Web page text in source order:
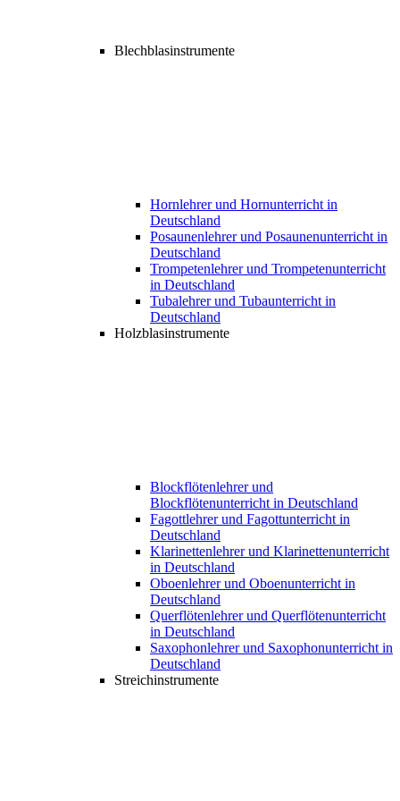
Blechblasinstrumente
Hornlehrer und Hornunterricht in
Deutschland
Posaunenlehrer und Posaunenunterricht in
Deutschland
Trompetenlehrer und Trompetenunterricht
in Deutschland
Tubalehrer und Tubaunterricht in
Deutschland
Holzblasinstrumente
Blockflötenlehrer und
Blockflötenunterricht in Deutschland
Fagottlehrer und Fagottunterricht in
Deutschland
Klarinettenlehrer und Klarinettenunterricht
in Deutschland
Oboenlehrer und Oboenunterricht in
Deutschland
Querflötenlehrer und Querflötenunterricht
in Deutschland
Saxophonlehrer und Saxophonunterricht in
Deutschland
Streichinstrumente